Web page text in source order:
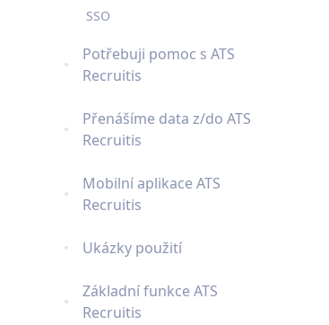
SSO
Potřebuji pomoc s ATS
Recruitis
Přenášíme data z/do ATS
Recruitis
Mobilní aplikace ATS
Recruitis
Ukázky použití
Základní funkce ATS
Recruitis